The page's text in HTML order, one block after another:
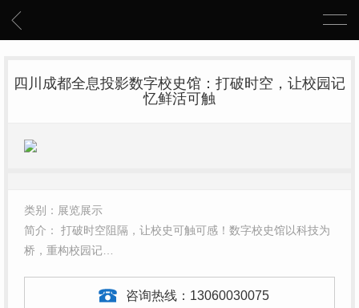
四川成都全息投影数字校史馆：打破时空，让校园记
忆鲜活可触
类别：展览展示
简介： 打破时空阻隔，让校史可触可感！数字校史馆以科技为
桥，重构校园记…
咨询热线： 13060030075